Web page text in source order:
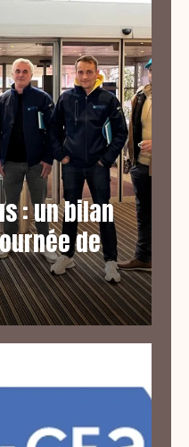
: un bilan
de